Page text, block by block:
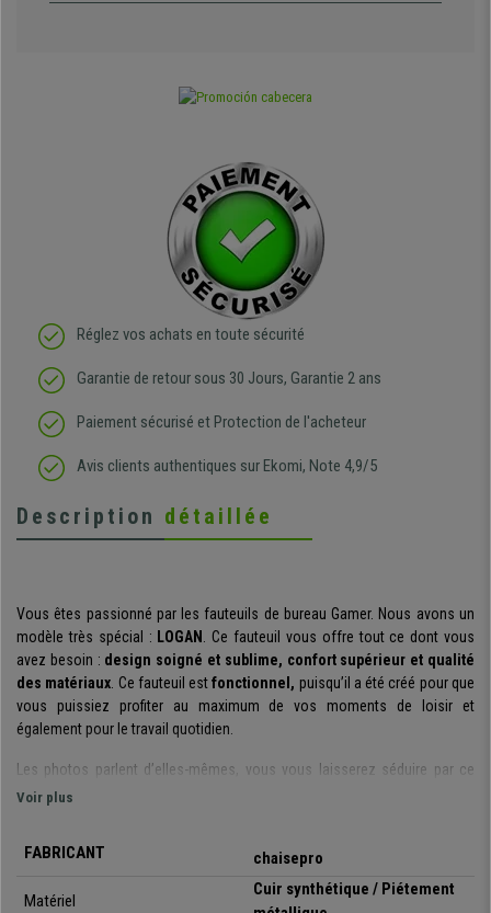
Réglez vos achats en toute sécurité
Garantie de retour sous 30 Jours, Garantie 2 ans
Paiement sécurisé et Protection de l'acheteur
Avis clients authentiques sur Ekomi, Note 4,9/5
Description détaillée
Vous êtes passionné par les fauteuils de bureau Gamer. Nous avons un
modèle très spécial : LOGAN . Ce fauteuil vous offre tout ce dont vous
avez besoin : design soigné et sublime, confort supérieur et qualité
des matériaux. Ce fauteuil estfonctionnel, puisqu’il a été créé pour que
vous puissiez profiter au maximum de vos moments de loisir et
également pour le travail quotidien.
Les photos parlent d’elles-mêmes, vous vous laisserez séduire par ce
modèle ! Il se distingue par son
sescoutures apparentes et contrastes de couleurs
Voir plus
FABRICANT chaisepro
Matériel
Cuir synthétique / Piétement